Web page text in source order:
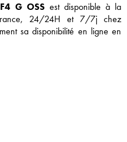
G OSS est disponible à la
24/24H et 7/7j chez
sa disponibilité en ligne en